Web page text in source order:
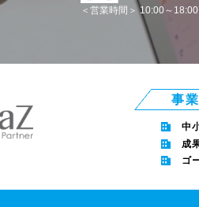
＜営業時間＞ 10:00～18:00
事
中
成
ゴ